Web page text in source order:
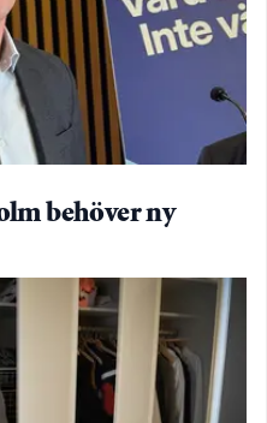
behöver ny